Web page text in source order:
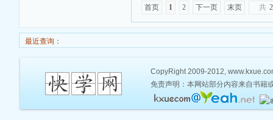
首页 1 2 下一页 末页 共 2
最近查询：
CopyRight 2009-2012,
免责声明：本网站部分内容来自书籍